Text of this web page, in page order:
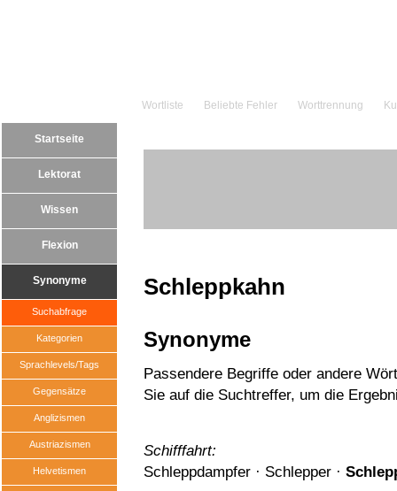
Wortliste Beliebte Fehler Worttrennung
Startseite
Lektorat
Wissen
Flexion
Synonyme
Suchabfrage
Kategorien
Sprachlevels/Tags
Gegensätze
Anglizismen
Austriazismen
Helvetismen
Schleppkahn
Synonyme
Passendere Begriffe oder andere
Sie auf die Suchtreffer, um die
Schifffahrt:
Schleppdampfer · Schlepper ·